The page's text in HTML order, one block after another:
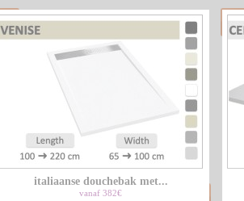
italiaanse douchebak met...
vanaf 382€